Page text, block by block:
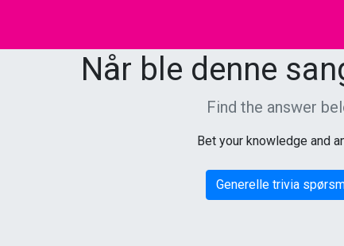
Når ble denne
Find the answer
Bet your knowledge and
Generelle trivia